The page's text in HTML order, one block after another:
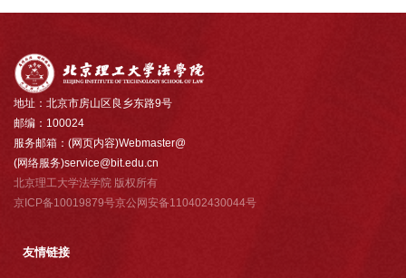
地址：北京市房山区良乡东路9号
邮编：100024
服务邮箱：(网页内容)Webmaster@
(网络服务)service@bit.edu.cn
北京理工大学法学院 版权所有
京ICP备10019879号京公网安备110402430044号
友情链接